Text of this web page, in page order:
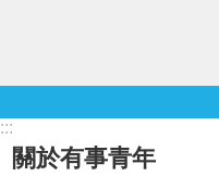
:::
關於有事青年